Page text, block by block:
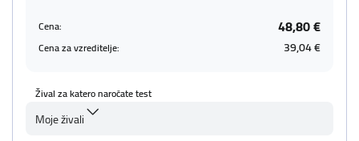
Cena: 48,80 €
Cena za vzreditelje: 39,04 €
Žival za katero naročate test
Moje živali